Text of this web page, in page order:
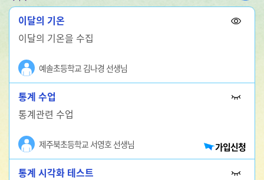
이달의 기온
이달의 기온을 수집
예솔초등학교 김나경 선생님
통계 수업
통계관련 수업
제주북초등학교 서영호 선생님 가입신청
통계 시각화 테스트